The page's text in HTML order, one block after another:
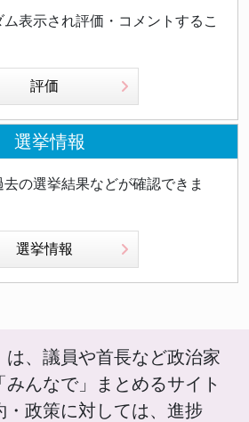
表示され評価・コメントするこ
評価
選挙情報
の選挙結果などが確認できま
選挙情報
は、議員や首長など政治家
んなで」まとめるサイト
・政策に対しては、進捗